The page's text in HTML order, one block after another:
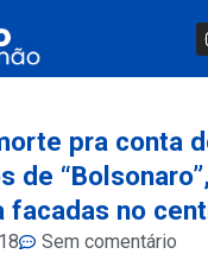
pra conta
de
facadas no
Sem comentário